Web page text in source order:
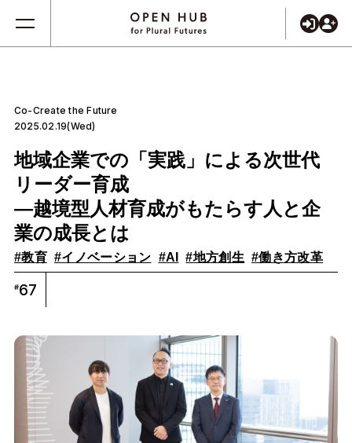
Co-Create the Future
2025.02.19(Wed)
地域企業での「実践」による次世代
リーダー育成
―越境型人材育成がもたらす人と企
業の成長とは
#教育 #イノベーション #AI #地方創生 #働き方改革
#67